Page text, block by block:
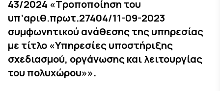
43/2024 «Τροποποίηση του
υπ’αριθ.πρωτ.27404/11-09-2023
συμφωνητικού ανάθεσης της υπηρεσίας
με τίτλο «Υπηρεσίες υποστήριξης
σχεδιασμού, οργάνωσης και λειτουργίας
του πολυχώρου»».